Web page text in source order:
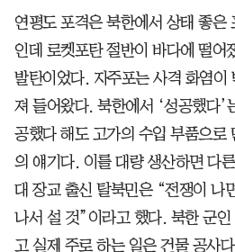
연평도 포격은 북한에서 상태 좋은
인데 로켓포탄 절반이 바다에 떨어
발탄이었다. 자주포는 사격 화염이
져 들어왔다. 북한에서 ‘성공했다’
공했다 해도 고가의 수입 부품으로
의 얘기다. 이를 대량 생산하면 다
대 장교 출신 탈북민은 “전쟁이 나
나서 설 것”이라고 했다. 북한 군인
고 실제 주로 하는 일은 건물 공사